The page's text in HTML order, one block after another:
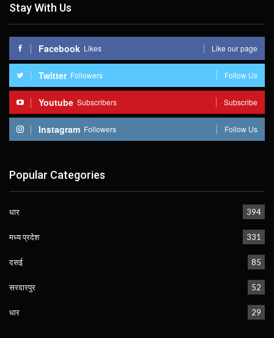
Stay With Us
Facebook Likes Like our page
Twitter Followers Follow Us
Youtube Subscribers Subscribe
Instagram Followers Follow Us
Popular Categories
धार 394
मध्य प्रदेश 331
दसई 85
सरदारपुर 52
धार 29